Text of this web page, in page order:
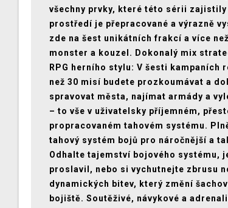
všechny prvky, které této sérii zajistily
prostředí je přepracované a výrazně
zde na šest unikátních frakcí a více
monster a kouzel. Dokonalý mix
RPG herního stylu: V šesti kampaních
než 30 misí budete prozkoumávat a
spravovat města, najímat armády a
– to vše v uživatelsky příjemném,
propracovaném tahovém systému.
tahový systém bojů pro náročnější a
Odhalte tajemství bojového systému,
proslavil, nebo si vychutnejte zbrusu
dynamických bitev, který změní
bojiště. Soutěživé, návykové a